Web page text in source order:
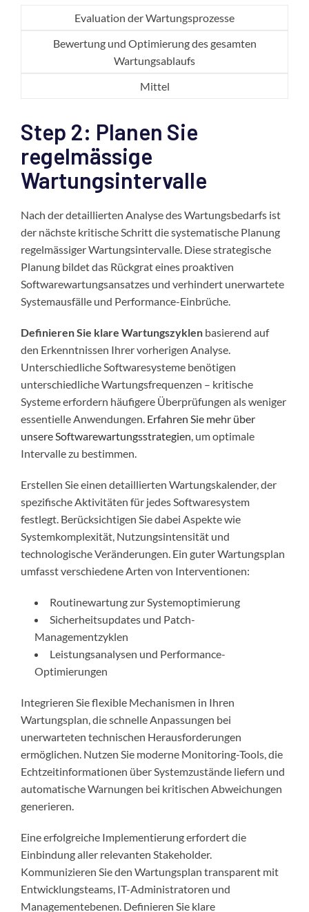
Evaluation der Wartungsprozesse
Bewertung und Optimierung des gesamten
Wartungsablaufs
Mittel
Step 2: Planen Sie
regelmässige
Wartungsintervalle
Nach der detaillierten Analyse des Wartungsbedarfs ist
der nächste kritische Schritt die systematische Planung
regelmässiger Wartungsintervalle. Diese strategische
Planung bildet das Rückgrat eines proaktiven
Softwarewartungsansatzes und verhindert unerwartete
Systemausfälle und Performance-Einbrüche.
Definieren Sie klare Wartungszyklen basierend auf
den Erkenntnissen Ihrer vorherigen Analyse.
Unterschiedliche Softwaresysteme benötigen
unterschiedliche Wartungsfrequenzen – kritische
Systeme erfordern häufigere Überprüfungen als weniger
essentielle Anwendungen. Erfahren Sie mehr über
unsere Softwarewartungsstrategien, um optimale
Intervalle zu bestimmen.
Erstellen Sie einen detaillierten Wartungskalender, der
spezifische Aktivitäten für jedes Softwaresystem
festlegt. Berücksichtigen Sie dabei Aspekte wie
Systemkomplexität, Nutzungsintensität und
technologische Veränderungen. Ein guter Wartungsplan
umfasst verschiedene Arten von Interventionen:
Routinewartung zur Systemoptimierung
Sicherheitsupdates und Patch-
Managementzyklen
Leistungsanalysen und Performance-
Optimierungen
Integrieren Sie flexible Mechanismen in Ihren
Wartungsplan, die schnelle Anpassungen bei
unerwarteten technischen Herausforderungen
ermöglichen. Nutzen Sie moderne Monitoring-Tools, die
Echtzeitinformationen über Systemzustände liefern und
automatische Warnungen bei kritischen Abweichungen
generieren.
Eine erfolgreiche Implementierung erfordert die
Einbindung aller relevanten Stakeholder.
Kommunizieren Sie den Wartungsplan transparent mit
Entwicklungsteams, IT-Administratoren und
Managementebenen. Definieren Sie klare